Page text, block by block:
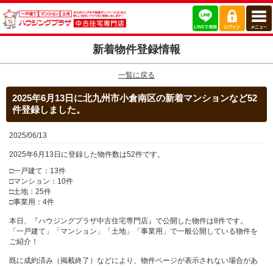
新着物件登録情報
一覧に戻る
2025年6月13日に北九州市小倉南区の新着マンションなど52
件登録しました。
2025/06/13
2025年6月13日に登録した物件数は52件です。
□一戸建て：13件
□マンション：10件
□土地：25件
□事業用：4件
本日、『ハウジングプラザ中古住宅専門店』で公開した物件は8件です。
「一戸建て」「マンション」「土地」「事業用」で一般公開している物件を
ご紹介！
既に成約済み（掲載終了）などにより、物件ページが表示されない場合があ